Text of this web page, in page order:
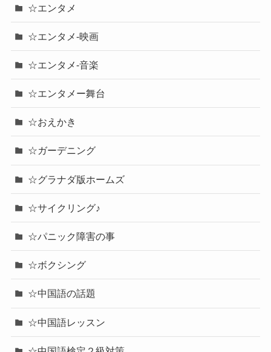
☆エンタメ
☆エンタメ-映画
☆エンタメ-音楽
☆エンタメー舞台
☆おえかき
☆ガーデニング
☆グラナダ版ホームズ
☆サイクリング♪
☆パニック障害の事
☆ボクシング
☆中国語の話題
☆中国語レッスン